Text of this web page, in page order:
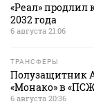
«Реал» продлил
2032 года
6 августа 21:06
ТРАНСФЕРЫ
Полузащитник
«Монако» в
6 августа 20:36